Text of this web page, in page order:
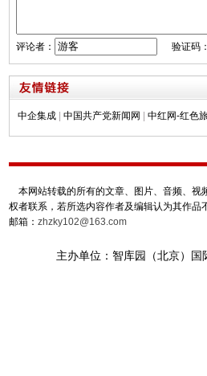
评论者： 验证码：
中企集成 中国共产党新闻网 中红网-红色
本网站转载的所有的文章、图片、音频、视
权者联系，若所选内容作者及编辑认为其作
邮箱： zhzky102@163.com
主办单位：智库园（北京）